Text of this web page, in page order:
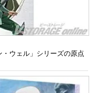
ウェル」シリーズの原点